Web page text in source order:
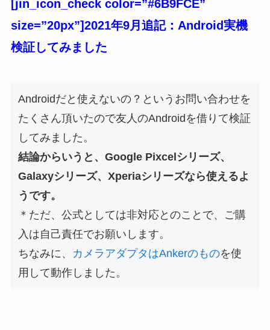
[jin_icon_check color=”#6B9FCE”
size=”20px”]2021年9月追記：Android実機
検証してみました
Androidだと使えないの？というお問い合わせを
たくさん頂いたので友人のAndroidを借りて検証
してみました。
結論からいうと、Google Pixcelシリーズ、
Galaxyシリーズ、Xperiaシリーズなら使えるよ
うです。
＊ただ、公式としては非対応とのことで、ご購
入は自己責任でお願いします。
ちなみに、 カメラアダプタはAnkerのものを使
用して動作しました。